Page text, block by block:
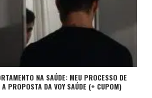
NA SAÚDE: MEU PROCESSO DE
A PROPOSTA DA VOY SAÚDE (+ CUPOM)